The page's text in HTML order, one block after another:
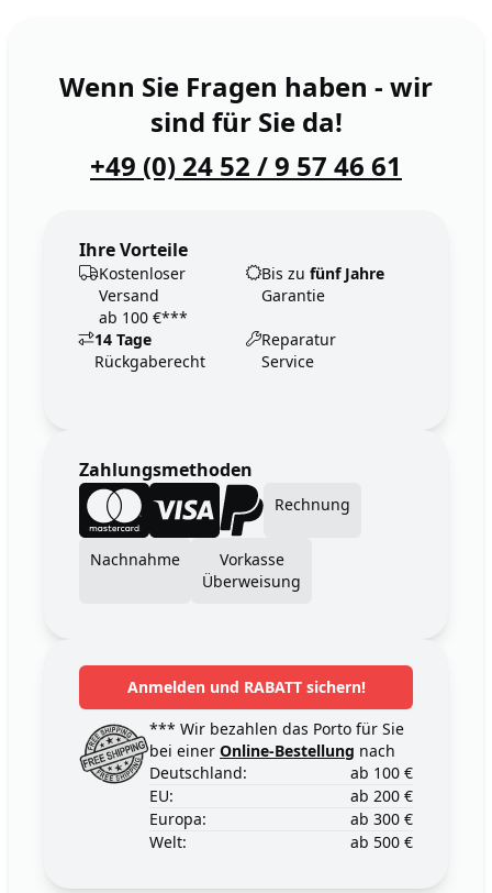
Wenn Sie Fragen haben - wir
sind für Sie da!
+49 (0) 24 52 / 9 57 46 61
Ihre Vorteile
Kostenloser
Versand
ab 100 €***
Bis zu fünf Jahre
Garantie
14 Tage
Rückgaberecht
Reparatur
Service
Zahlungsmethoden
Rechnung
Nachnahme
Vorkasse
Überweisung
Anmelden und RABATT sichern!
*** Wir bezahlen das Porto für Sie
bei einer Online-Bestellung nach
Deutschland:
ab 100 €
EU:
ab 200 €
Europa:
ab 300 €
Welt:
ab 500 €